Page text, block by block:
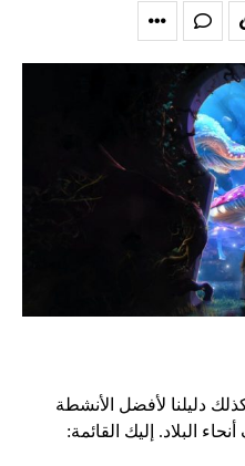
دليلنا لأفضل الأنشطة
البلاد. إليك القائمة: